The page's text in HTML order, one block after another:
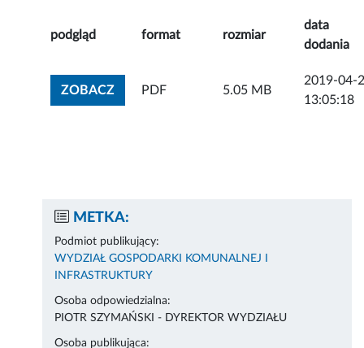
podgląd format rozmiar
data
dodania
ZOBACZZOBACZ ZAŁĄCZNIK
PDF 5.05 MB
2019-04-
13:05:18
METKA:
Podmiot publikujący:
WYDZIAŁ GOSPODARKI KOMUNALNEJ I
INFRASTRUKTURY
Osoba odpowiedzialna:
PIOTR SZYMAŃSKI - DYREKTOR WYDZIAŁU
Osoba publikująca: